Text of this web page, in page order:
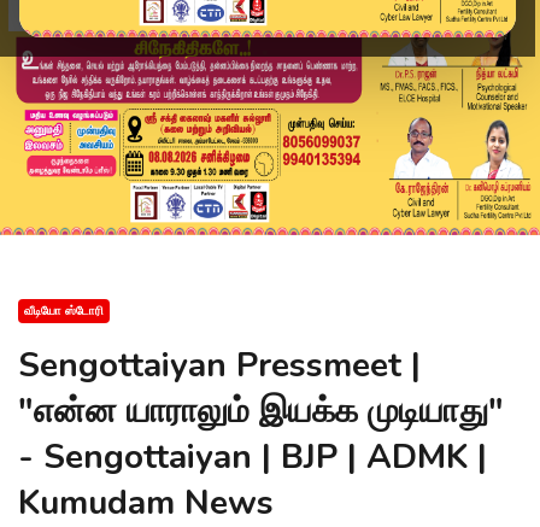
வீடியோ ஸ்டோரி
Sengottaiyan Pressmeet |
"என்ன யாராலும் இயக்க முடியாது"
- Sengottaiyan | BJP | ADMK |
Kumudam News